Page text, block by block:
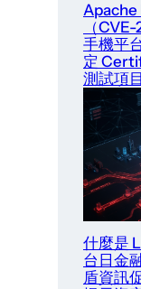
Apache
（
手機平
定
測試項目
什麼是
台日金
盾資訊